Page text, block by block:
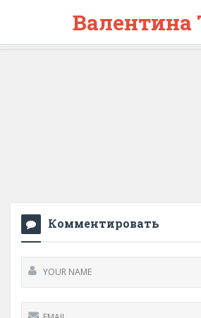
Комментировать